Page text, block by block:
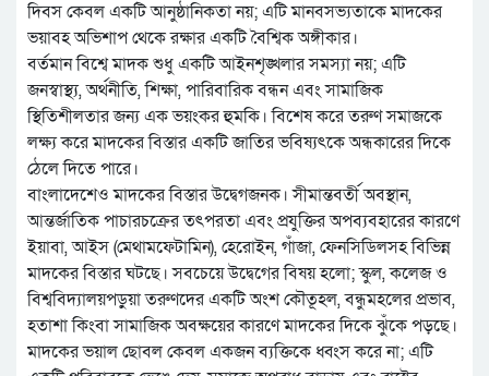
দিবস কেবল একটি আনুষ্ঠানিকতা নয়; এটি মানবসভ্যতাকে মাদকের
ভয়াবহ অভিশাপ থেকে রক্ষার একটি বৈশ্বিক অঙ্গীকার।
বর্তমান বিশ্বে মাদক শুধু একটি আইনশৃঙ্খলার সমস্যা নয়; এটি
জনস্বাস্থ্য, অর্থনীতি, শিক্ষা, পারিবারিক বন্ধন এবং সামাজিক
স্থিতিশীলতার জন্য এক ভয়ংকর হুমকি। বিশেষ করে তরুণ সমাজকে
লক্ষ্য করে মাদকের বিস্তার একটি জাতির ভবিষ্যৎকে অন্ধকারের দিকে
ঠেলে দিতে পারে।
বাংলাদেশেও মাদকের বিস্তার উদ্বেগজনক। সীমান্তবর্তী অবস্থান,
আন্তর্জাতিক পাচারচক্রের তৎপরতা এবং প্রযুক্তির অপব্যবহারের কারণে
ইয়াবা, আইস (মেথামফেটামিন), হেরোইন, গাঁজা, ফেনসিডিলসহ বিভিন্ন
মাদকের বিস্তার ঘটছে। সবচেয়ে উদ্বেগের বিষয় হলো; স্কুল, কলেজ ও
বিশ্ববিদ্যালয়পড়ুয়া তরুণদের একটি অংশ কৌতূহল, বন্ধুমহলের প্রভাব,
হতাশা কিংবা সামাজিক অবক্ষয়ের কারণে মাদকের দিকে ঝুঁকে পড়ছে।
মাদকের ভয়াল ছোবল কেবল একজন ব্যক্তিকে ধ্বংস করে না; এটি